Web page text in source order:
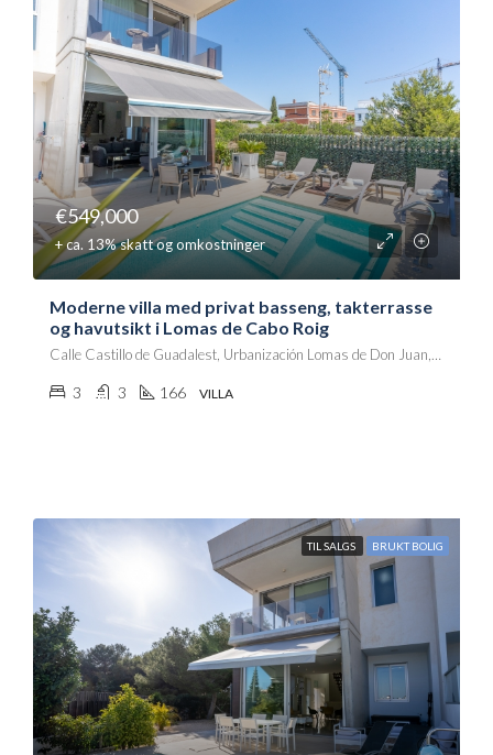
€549,000
+ ca. 13% skatt og omkostninger
Moderne villa med privat basseng, takterrasse
og havutsikt i Lomas de Cabo Roig
Calle Castillo de Guadalest, Urbanización Lomas de Don Juan, Villa Martín, Orihuela, el Baix Segura / La Vega Baja, Alacant / Alicante, Comunitat Valenciana, 03189, España
3 3 166 VILLA
TIL SALGS BRUKT BOLIG